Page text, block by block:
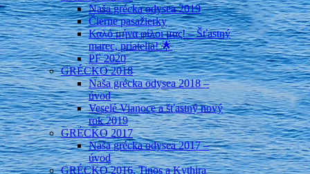
Naša grécka odysea 2019
Čierne pasažierky
Καλό μήνα φίλοι μας! – Šťastný
marec, priatelia! 🌟
PF 2020
GRÉCKO 2018
Naša grécka odysea 2018 –
úvod
Veselé Vianoce a šťastný nový
rok 2019
GRÉCKO 2017
Naša grécka odysea 2017 –
úvod
GRÉCKO 2016, Tinos a Kythira